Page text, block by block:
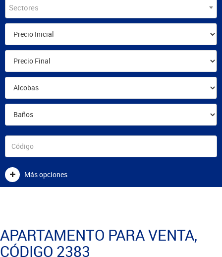
Sectores
Más opciones
APARTAMENTO PARA VENTA,
CÓDIGO 2383